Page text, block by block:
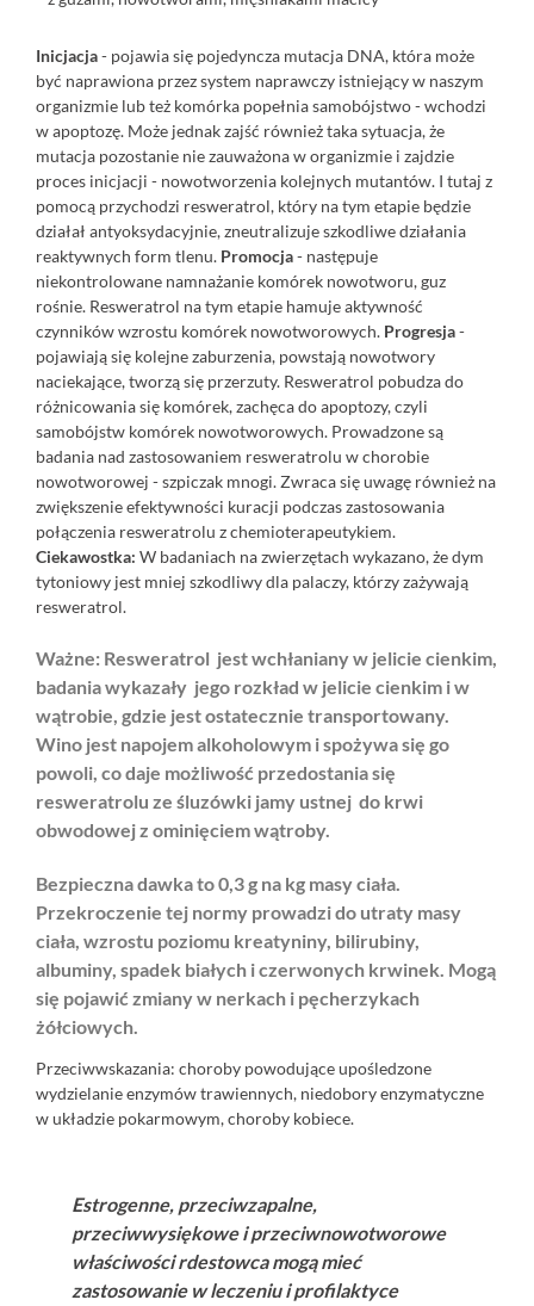
Inicjacja- pojawia się pojedyncza mutacja DNA, która może
być naprawiona przez system naprawczy istniejący w naszym
organizmie lub też komórka popełnia samobójstwo - wchodzi
w apoptozę. Może jednak zajść również taka sytuacja, że
mutacja pozostanie nie zauważona w organizmie i zajdzie
proces inicjacji - nowotworzenia kolejnych mutantów. I tutaj z
pomocą przychodzi resweratrol, który na tym etapie będzie
działał antyoksydacyjnie, zneutralizuje szkodliwe działania
reaktywnych form tlenu. Promocja- następuje
niekontrolowane namnażanie komórek nowotworu, guz
rośnie. Resweratrol na tym etapie hamuje aktywność
czynników wzrostu komórek nowotworowych. Progresja-
pojawiają się kolejne zaburzenia, powstają nowotwory
naciekające, tworzą się przerzuty. Resweratrol pobudza do
różnicowania się komórek, zachęca do apoptozy, czyli
samobójstw komórek nowotworowych. Prowadzone są
badania nad zastosowaniem resweratrolu w chorobie
nowotworowej - szpiczak mnogi. Zwraca się uwagę również na
zwiększenie efektywności kuracji podczas zastosowania
połączenia resweratrolu z chemioterapeutykiem.
Ciekawostka: W badaniach na zwierzętach wykazano, że dym
tytoniowy jest mniej szkodliwy dla palaczy, którzy zażywają
resweratrol.
Ważne: Resweratrol jest wchłaniany w jelicie cienkim,
badania wykazały jego rozkład w jelicie cienkim i w
wątrobie, gdzie jest ostatecznie transportowany.
Wino jest napojem alkoholowym i spożywa się go
powoli, co daje możliwość przedostania się
resweratrolu ze śluzówki jamy ustnej do krwi
obwodowej z ominięciem wątroby.
Bezpieczna dawka to 0,3 g na kg masy ciała.
Przekroczenie tej normy prowadzi do utraty masy
ciała, wzrostu poziomu kreatyniny, bilirubiny,
albuminy, spadek białych i czerwonych krwinek. Mogą
się pojawić zmiany w nerkach i pęcherzykach
żółciowych.
Przeciwwskazania: choroby powodujące upośledzone
wydzielanie enzymów trawiennych, niedobory enzymatyczne
w układzie pokarmowym, choroby kobiece.
Estrogenne, przeciwzapalne,
przeciwwysiękowe i przeciwnowotworowe
właściwości rdestowca mogą mieć
zastosowanie w leczeniu i profilaktyce